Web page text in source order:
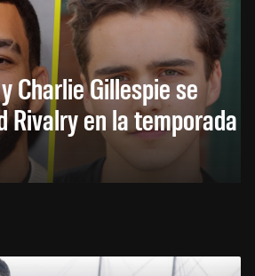
Charlie Gillespie se
Rivalry en la temporada